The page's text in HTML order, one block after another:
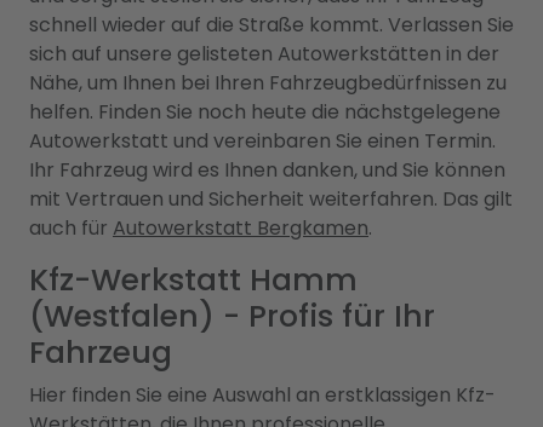
schnell wieder auf die Straße kommt. Verlassen Sie
sich auf unsere gelisteten Autowerkstätten in der
Nähe, um Ihnen bei Ihren Fahrzeugbedürfnissen zu
helfen. Finden Sie noch heute die nächstgelegene
Autowerkstatt und vereinbaren Sie einen Termin.
Ihr Fahrzeug wird es Ihnen danken, und Sie können
mit Vertrauen und Sicherheit weiterfahren. Das gilt
auch für Autowerkstatt Bergkamen.
Kfz-Werkstatt Hamm
(Westfalen) - Profis für Ihr
Fahrzeug
Hier finden Sie eine Auswahl an erstklassigen Kfz-